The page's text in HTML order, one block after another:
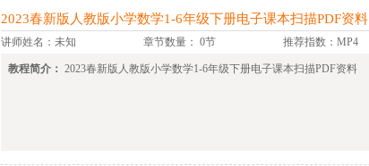
2023春新版人教版小学数学1-6年级下册电子课本扫描PDF资料
讲师姓名：未知 章节数量： 0节 推荐指数：MP4
教程简介： 2023春新版人教版小学数学1-6年级下册电子课本扫描PDF资料